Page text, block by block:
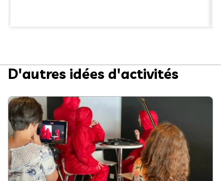
D'autres idées d'activités